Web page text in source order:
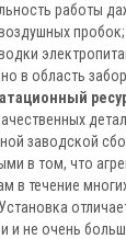
работы
пробок;
в область
заводской
в том, что
в течение
Установка
и не очень